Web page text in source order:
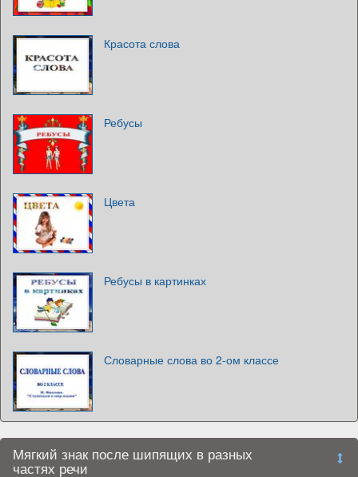
Красота слова
Ребусы
Цвета
Ребусы в картинках
Словарные слова во 2-ом классе
Мягкий знак после шипящих в разных
частях речи